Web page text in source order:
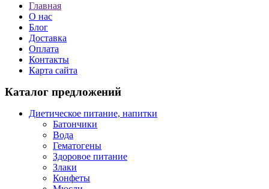
Главная
О нас
Блог
Доставка
Оплата
Контакты
Карта сайта
Каталог предложений
Диетическое питание, напитки
Батончики
Вода
Гематогены
Здоровое питание
Злаки
Конфеты